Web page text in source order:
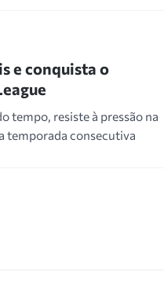
e conquista o
tempo, resiste à pressão na
temporada consecutiva